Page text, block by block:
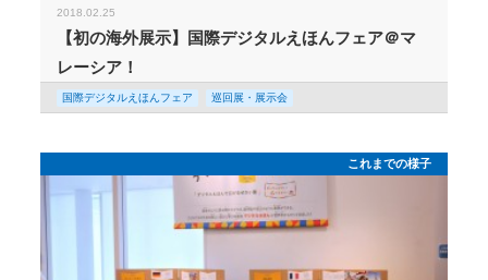
2018.02.25
【初の海外展示】国際デジタルえほんフェア＠マ
レーシア！
国際デジタルえほんフェア 巡回展・展示会
これまでの様子